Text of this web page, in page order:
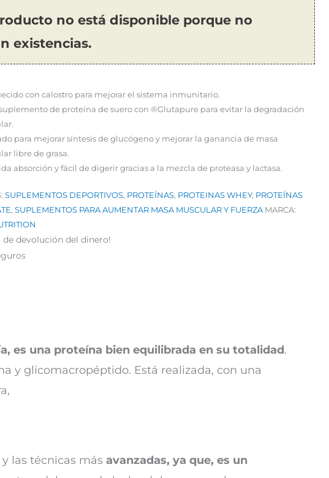
no está disponible porque no
existencias.
con calostro para mejorar el sistema inmunitario.
de proteína de suero con ®Glutapure para evitar la degradación
para mejorar síntesis de glucógeno y mejorar la ganancia de masa
libre de grasa.
absorción y fácil de digerir gracias a la mezcla de proteasa y lactasa.
SUPLEMENTOS DEPORTIVOS, PROTEÍNAS, PROTEINAS WHEY, PROTEÍNAS
, SUPLEMENTOS PARA AUMENTAR MASA MUSCULAR Y FUERZA MARCA:
de devolución del dinero!
es una proteína bien equilibrada en su totalidad.
y glicomacropéptido. Está realizada, con una
las técnicas más avanzadas, ya que, es un